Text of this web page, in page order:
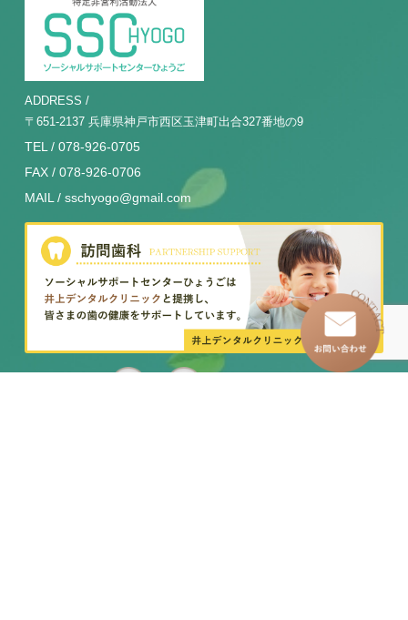
ADDRESS /
〒651-2137 兵庫県神戸市西区玉津町出合327番地の9
TEL / 078-926-0705
FAX / 078-926-0706
MAIL / sschyogo@gmail.com